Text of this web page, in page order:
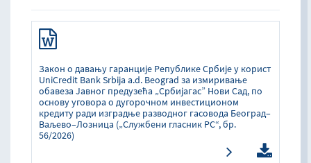
Закон о давању гаранције Републике Србије у корист
UniCredit Bank Srbija a.d. Beograd за измиривање
обавеза Јавног предузећа „Србијагас” Нови Сад, по
основу уговора о дугорочном инвестиционом
кредиту ради изградње разводног гасовода Београд–
Ваљево–Лозница („Службени гласник РС“, бр.
56/2026)